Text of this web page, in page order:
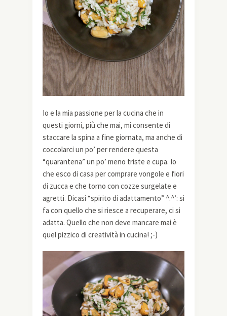
Io e la mia passione per la cucina che in
questi giorni, più che mai, mi consente di
staccare la spina a fine giornata, ma anche di
coccolarci un po’ per rendere questa
“quarantena” un po’ meno triste e cupa. Io
che esco di casa per comprare vongole e fiori
di zucca e che torno con cozze surgelate e
agretti. Dicasi “spirito di adattamento” ^.^’: si
fa con quello che si riesce a recuperare, ci si
adatta. Quello che non deve mancare mai è
quel pizzico di creatività in cucina! ;-)